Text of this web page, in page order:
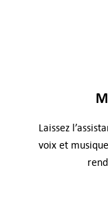
Laissez
voix et